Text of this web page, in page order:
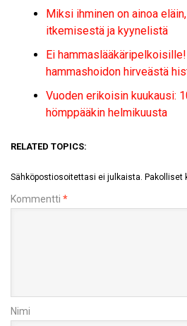
Miksi ihminen on ainoa
itkemisestä ja kyynelistä
Ei
hammashoidon hirveästä
Vuoden erikoisin kuukausi:
hömppääkin helmikuusta
RELATED TOPICS:
Sähköpostiosoitettasi ei julkaista. Pakolliset
Kommentti *
Nimi